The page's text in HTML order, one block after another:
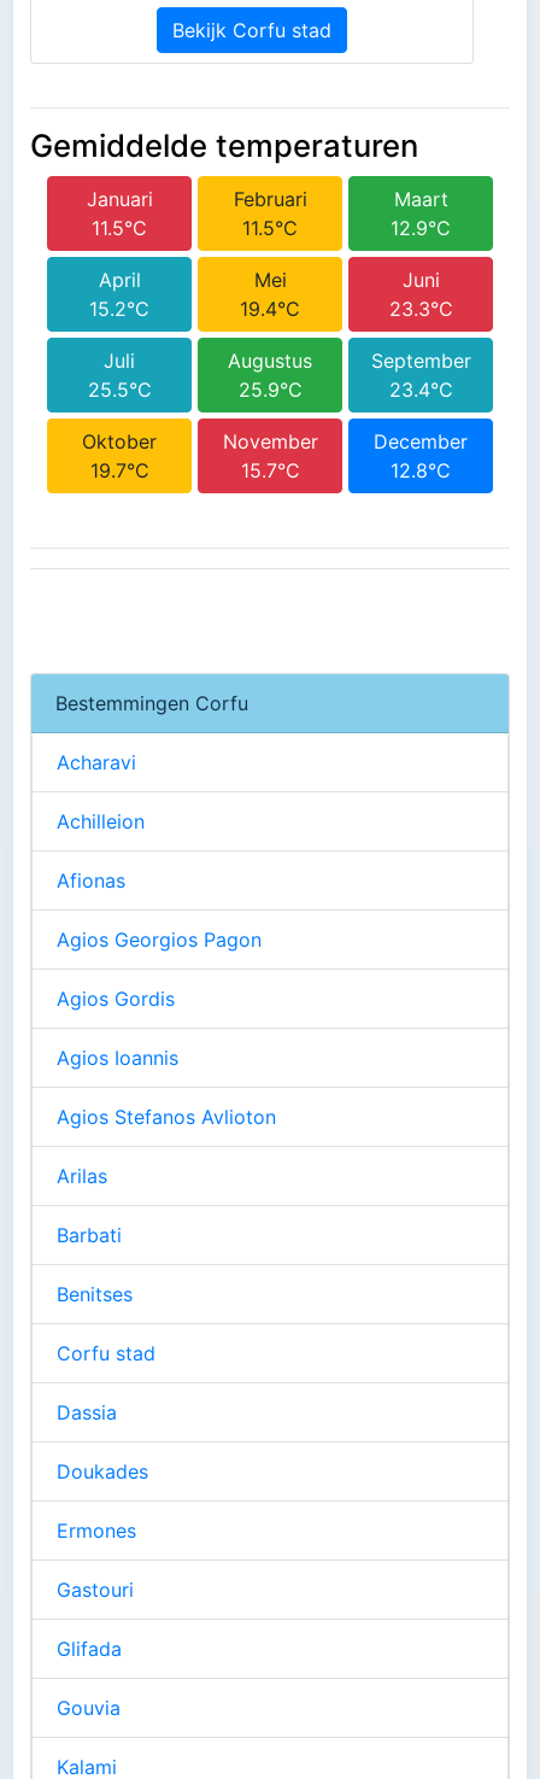
Bekijk Corfu stad
Gemiddelde temperaturen
Januari
11.5°C
Februari
11.5°C
Maart
12.9°C
April
15.2°C
Mei
19.4°C
Juni
23.3°C
Juli
25.5°C
Augustus
25.9°C
September
23.4°C
Oktober
19.7°C
November
15.7°C
December
12.8°C
Bestemmingen Corfu
Acharavi
Achilleion
Afionas
Agios Georgios Pagon
Agios Gordis
Agios Ioannis
Agios Stefanos Avlioton
Arilas
Barbati
Benitses
Corfu stad
Dassia
Doukades
Ermones
Gastouri
Glifada
Gouvia
Kalami